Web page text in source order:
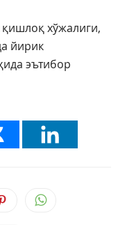
қишлоқ хўжалиги,
йирик
эътибор